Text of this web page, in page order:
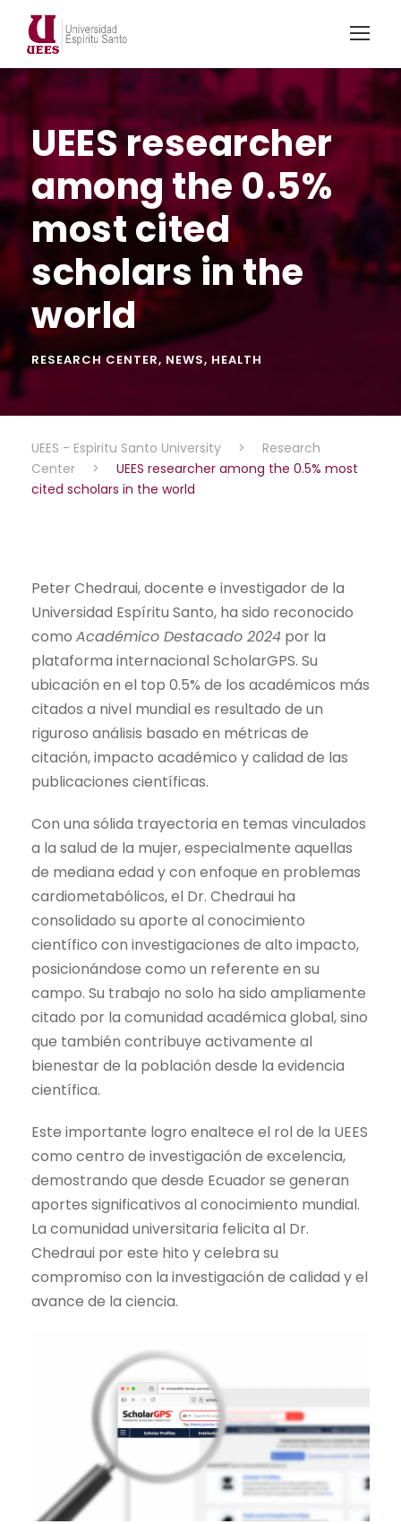
UEES researcher
among the 0.5%
most cited
scholars in the
world
RESEARCH CENTER, NEWS, HEALTH
UEES - Espiritu Santo University >
Research
Center
>
UEES researcher among the 0.5% most
cited scholars in the world
Peter Chedraui, docente e investigador de la
Universidad Espíritu Santo, ha sido reconocido
como Académico Destacado 2024 por la
plataforma internacional ScholarGPS. Su
ubicación en el top 0.5% de los académicos más
citados a nivel mundial es resultado de un
riguroso análisis basado en métricas de
citación, impacto académico y calidad de las
publicaciones científicas.
Con una sólida trayectoria en temas vinculados
a la salud de la mujer, especialmente aquellas
de mediana edad y con enfoque en problemas
cardiometabólicos, el Dr. Chedraui ha
consolidado su aporte al conocimiento
científico con investigaciones de alto impacto,
posicionándose como un referente en su
campo. Su trabajo no solo ha sido ampliamente
citado por la comunidad académica global, sino
que también contribuye activamente al
bienestar de la población desde la evidencia
científica.
Este importante logro enaltece el rol de la UEES
como centro de investigación de excelencia,
demostrando que desde Ecuador se generan
aportes significativos al conocimiento mundial.
La comunidad universitaria felicita al Dr.
Chedraui por este hito y celebra su
compromiso con la investigación de calidad y el
avance de la ciencia.